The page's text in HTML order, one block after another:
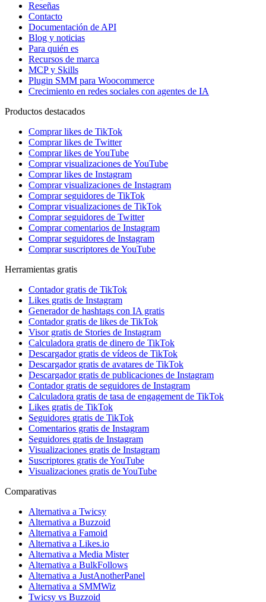
Reseñas
Contacto
Documentación de API
Blog y noticias
Para quién es
Recursos de marca
MCP y Skills
Plugin SMM para Woocommerce
Crecimiento en redes sociales con agentes de IA
Productos destacados
Comprar likes de TikTok
Comprar likes de Twitter
Comprar likes de YouTube
Comprar visualizaciones de YouTube
Comprar likes de Instagram
Comprar visualizaciones de Instagram
Comprar seguidores de TikTok
Comprar visualizaciones de TikTok
Comprar seguidores de Twitter
Comprar comentarios de Instagram
Comprar seguidores de Instagram
Comprar suscriptores de YouTube
Herramientas gratis
Contador gratis de TikTok
Likes gratis de Instagram
Generador de hashtags con IA gratis
Contador gratis de likes de TikTok
Visor gratis de Stories de Instagram
Calculadora gratis de dinero de TikTok
Descargador gratis de vídeos de TikTok
Descargador gratis de avatares de TikTok
Descargador gratis de publicaciones de Instagram
Contador gratis de seguidores de Instagram
Calculadora gratis de tasa de engagement de TikTok
Likes gratis de TikTok
Seguidores gratis de TikTok
Comentarios gratis de Instagram
Seguidores gratis de Instagram
Visualizaciones gratis de Instagram
Suscriptores gratis de YouTube
Visualizaciones gratis de YouTube
Comparativas
Alternativa a Twicsy
Alternativa a Buzzoid
Alternativa a Famoid
Alternativa a Likes.io
Alternativa a Media Mister
Alternativa a BulkFollows
Alternativa a JustAnotherPanel
Alternativa a SMMWiz
Twicsy vs Buzzoid